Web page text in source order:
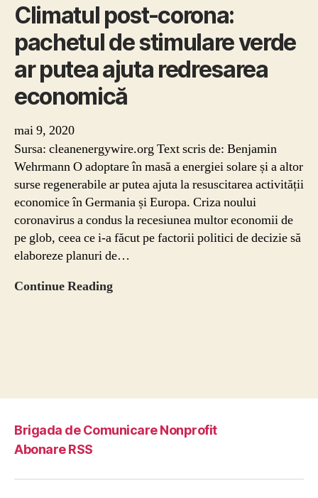
Climatul post-corona:
pachetul de stimulare verde
ar putea ajuta redresarea
economică
mai 9, 2020
Sursa: cleanenergywire.org Text scris de: Benjamin
Wehrmann O adoptare în masă a energiei solare și a altor
surse regenerabile ar putea ajuta la resuscitarea activității
economice în Germania și Europa. Criza noului
coronavirus a condus la recesiunea multor economii de
pe glob, ceea ce i-a făcut pe factorii politici de decizie să
elaboreze planuri de…
Continue ReadingClimatul
putea
economică
Brigada de Comunicare Nonprofit
Abonare RSS